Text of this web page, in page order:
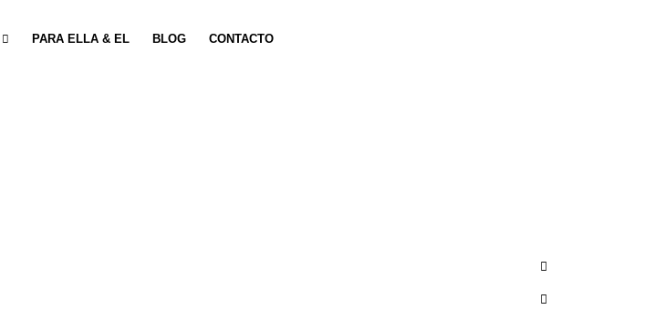
PARA ELLA & EL BLOG CONTACTO